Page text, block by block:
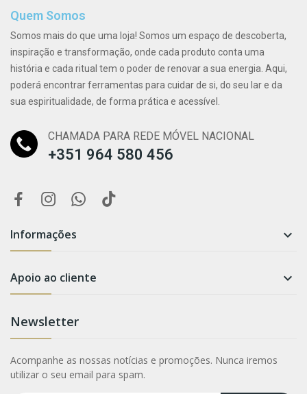
Quem Somos
Somos mais do que uma loja! Somos um espaço de descoberta,
inspiração e transformação, onde cada produto conta uma
história e cada ritual tem o poder de renovar a sua energia. Aqui,
poderá encontrar ferramentas para cuidar de si, do seu lar e da
sua espiritualidade, de forma prática e acessível.
CHAMADA PARA REDE MÓVEL NACIONAL
+351 964 580 456
Informações 
Apoio ao cliente 
Newsletter
Acompanhe as nossas notícias e promoções. Nunca iremos
utilizar o seu email para spam.